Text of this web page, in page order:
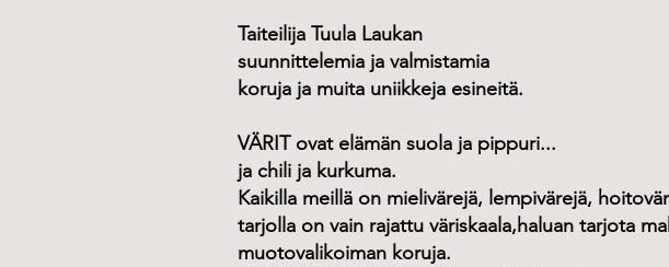
Taiteilija Tuula Laukan
suunnittelemia ja valmistamia
koruja ja muita uniikkeja esineitä.
VÄRIT ovat elämän suola ja pippuri...
ja chili ja kurkuma.
Kaikilla meillä on mielivärejä, lempivärejä,
tarjolla on vain rajattu väriskaala,haluan tarjota
muotovalikoiman koruja.